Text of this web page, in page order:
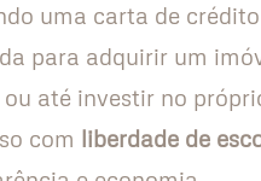
uma carta de
para adquirir um
ou até investir no
com liberdade de